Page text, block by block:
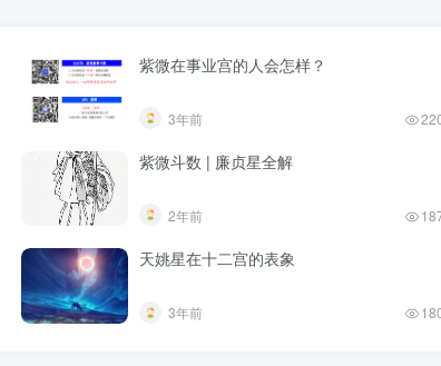
紫微在事业宫的人会怎样？
3年前
紫微斗数 | 廉贞星全解
2年前
天姚星在十二宫的表象
3年前